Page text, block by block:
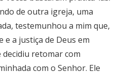
de outra igreja, uma
testemunhou a mim que,
a justiça de Deus em
decidiu retomar com
com o Senhor. Ele